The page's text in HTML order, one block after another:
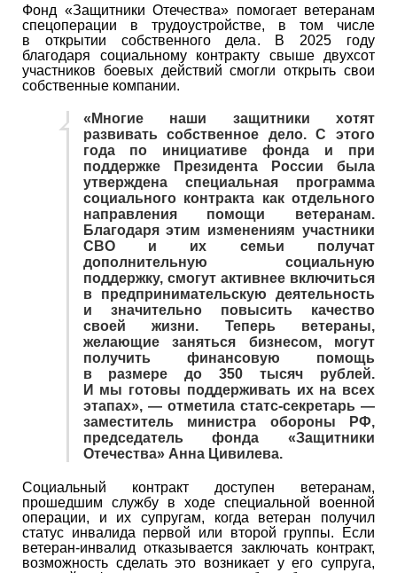
Фонд «Защитники Отечества» помогает ветеранам
спецоперации в трудоустройстве, в том числе
в открытии собственного дела. В 2025 году
благодаря социальному контракту свыше двухсот
участников боевых действий смогли открыть свои
собственные компании.
«Многие наши защитники хотят
развивать собственное дело. С этого
года по инициативе фонда и при
поддержке Президента России была
утверждена специальная программа
социального контракта как отдельного
направления помощи ветеранам.
Благодаря этим изменениям участники
СВО и их семьи получат
дополнительную социальную
поддержку, смогут активнее включиться
в предпринимательскую деятельность
и значительно повысить качество
своей жизни. Теперь ветераны,
желающие заняться бизнесом, могут
получить финансовую помощь
в размере до 350 тысяч рублей.
И мы готовы поддерживать их на всех
этапах», — отметила статс-секретарь —
заместитель министра обороны РФ,
председатель фонда «Защитники
Отечества» Анна Цивилева.
Социальный контракт доступен ветеранам,
прошедшим службу в ходе специальной военной
операции, и их супругам, когда ветеран получил
статус инвалида первой или второй группы. Если
ветеран-инвалид отказывается заключать контракт,
возможность сделать это возникает у его супруга,